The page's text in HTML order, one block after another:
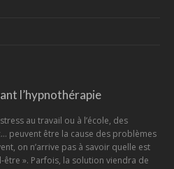
l’hypnothérapie
au travail ou à l’école, des
peuvent être la cause des problèmes
on n’arrive pas à savoir quelle est
». Parfois, la solution viendra de